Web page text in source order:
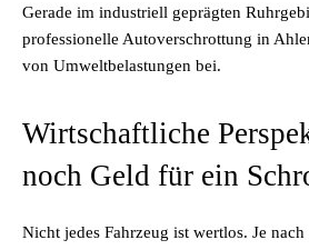
Gerade im industriell geprägten
professionelle Autoverschrottung in
von Umweltbelastungen bei.
Wirtschaftliche
noch Geld für ein
Nicht jedes Fahrzeug ist wertlos. Je